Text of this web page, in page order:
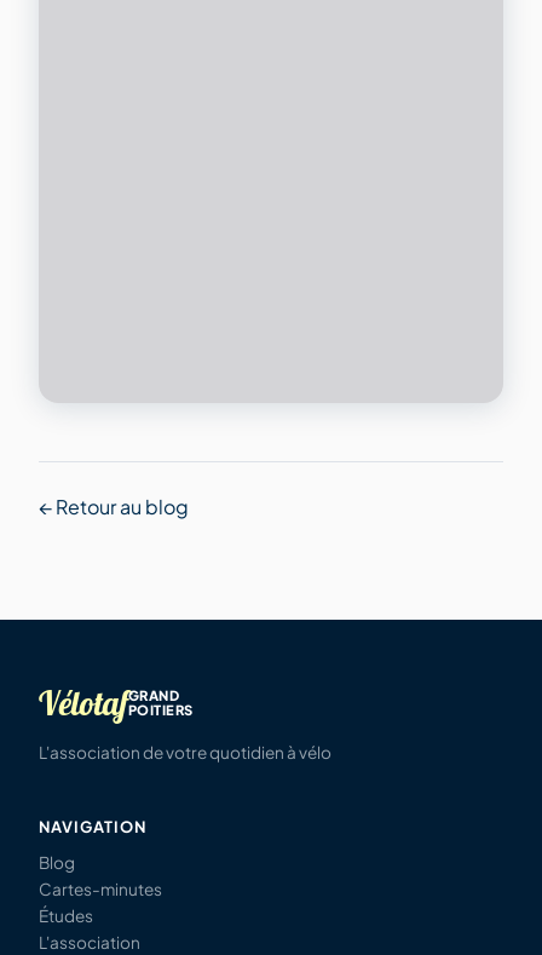
← Retour au blog
VélotafGRAND
POITIERS
L'association de votre quotidien à vélo
NAVIGATION
Blog
Cartes-minutes
Études
L'association